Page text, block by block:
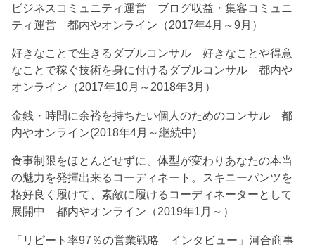
ビジネスコミュニティ運営 ブログ収益・集客コミュニ
ティ運営 都内やオンライン（2017年4月～9月）
好きなことで生きるダブルコンサル 好きなことや得意
なことで稼ぐ技術を身に付けるダブルコンサル 都内や
オンライン（2017年10月～2018年3月）
金銭・時間に余裕を持ちたい個人のためのコンサル 都
内やオンライン(2018年4月～継続中)
食事制限をほとんどせずに、体型が変わりあなたの本当
の魅力を発揮出来るコーディネート。スキニーパンツを
格好良く履けて、素敵に履けるコーディネーターとして
展開中 都内やオンライン（2019年1月～）
「リピート率97％の営業戦略 インタビュー」河合商事